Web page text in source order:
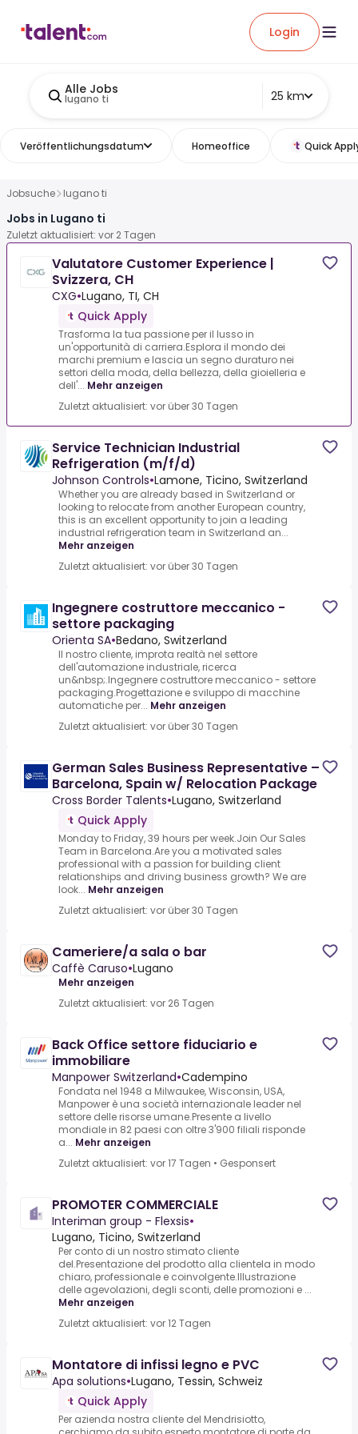
Login
Alle Jobs
lugano ti 25 km
Veröffentlichungsdatum Homeoffice Quick
Jobsuche lugano ti
Jobs in Lugano ti
Zuletzt aktualisiert: vor 2 Tagen
Valutatore Customer Experience |
Svizzera, CH
CXG•Lugano, TI, CH
Quick Apply
Trasforma la tua passione per il lusso in
un'opportunità di carriera.Esplora il mondo dei
marchi premium e lascia un segno duraturo nei
settori della moda, della bellezza, della gioielleria e
dell'... Mehr anzeigen
Zuletzt aktualisiert: vor über 30 Tagen
Service Technician Industrial
Refrigeration (m/f/d)
Johnson Controls•Lamone, Ticino, Switzerland
Whether you are already based in Switzerland or
looking to relocate from another European country,
this is an excellent opportunity to join a leading
industrial refrigeration team in Switzerland an...
Mehr anzeigen
Zuletzt aktualisiert: vor über 30 Tagen
Ingegnere costruttore meccanico -
settore packaging
Orienta SA•Bedano, Switzerland
Il nostro cliente, improta realtà nel settore
dell'automazione industriale, ricerca
un&nbsp;.Ingegnere costruttore meccanico - settore
packaging.Progettazione e sviluppo di macchine
automatiche per... Mehr anzeigen
Zuletzt aktualisiert: vor über 30 Tagen
German Sales Business Representative –
Barcelona, Spain w/ Relocation Package
Cross Border Talents•Lugano, Switzerland
Quick Apply
Monday to Friday, 39 hours per week.Join Our Sales
Team in Barcelona.Are you a motivated sales
professional with a passion for building client
relationships and driving business growth? We are
look... Mehr anzeigen
Zuletzt aktualisiert: vor über 30 Tagen
Cameriere/a sala o bar
Caffè Caruso•Lugano
Mehr anzeigen
Zuletzt aktualisiert: vor 26 Tagen
Back Office settore fiduciario e
immobiliare
Manpower Switzerland•Cadempino
Fondata nel 1948 a Milwaukee, Wisconsin, USA,
Manpower è una società internazionale leader nel
settore delle risorse umane.Presente a livello
mondiale in 82 paesi con oltre 3'900 filiali risponde
a... Mehr anzeigen
Zuletzt aktualisiert: vor 17 Tagen • Gesponsert
PROMOTER COMMERCIALE
Interiman group - Flexsis•
Lugano, Ticino, Switzerland
Per conto di un nostro stimato cliente
del.Presentazione del prodotto alla clientela in modo
chiaro, professionale e coinvolgente.Illustrazione
delle agevolazioni, degli sconti, delle promozioni e ...
Mehr anzeigen
Zuletzt aktualisiert: vor 12 Tagen
Montatore di infissi legno e PVC
Apa solutions•Lugano, Tessin, Schweiz
Quick Apply
Per azienda nostra cliente del Mendrisiotto,